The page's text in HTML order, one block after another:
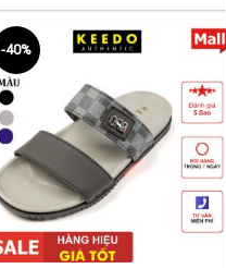
-40%
+